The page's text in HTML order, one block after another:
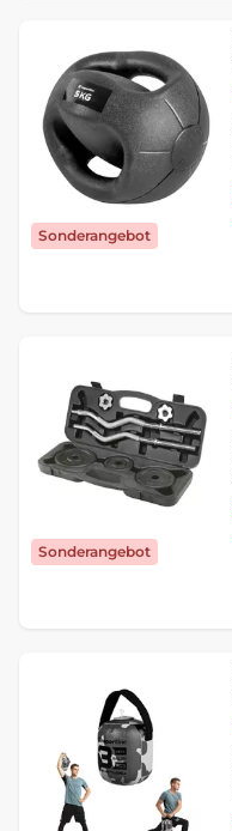
Sonderangebot
Sonderangebot